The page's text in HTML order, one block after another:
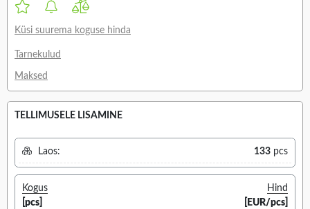
Küsi suurema koguse hinda
Tarnekulud
Maksed
TELLIMUSELE LISAMINE
Laos: 133 pcs
Kogus
[pcs]
Hind
[EUR/pcs]